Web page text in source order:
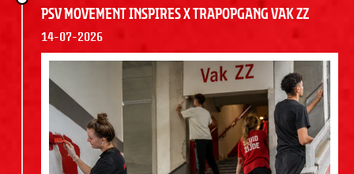
PSV Movement Inspires x Trapopgang Vak ZZ
14-07-2026